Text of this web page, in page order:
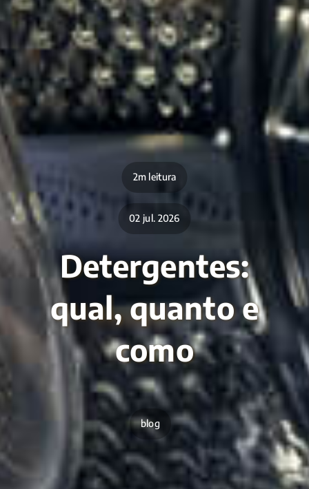
2m leitura
02 jul. 2026
Detergentes:
qual, quanto e
como
blog